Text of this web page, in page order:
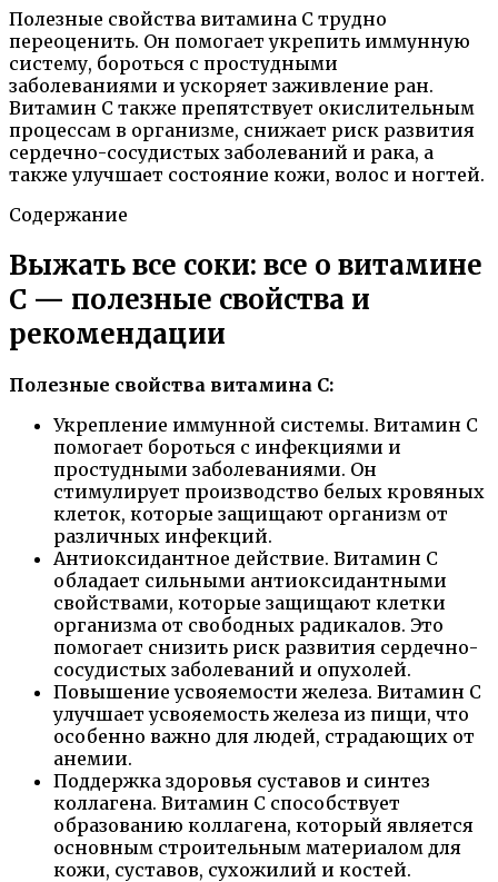
Полезные свойства витамина C трудно
переоценить. Он помогает укрепить иммунную
систему, бороться с простудными
заболеваниями и ускоряет заживление ран.
Витамин C также препятствует окислительным
процессам в организме, снижает риск развития
сердечно-сосудистых заболеваний и рака, а
также улучшает состояние кожи, волос и ногтей.
Содержание
Выжать все соки: все о витамине
С — полезные свойства и
рекомендации
Полезные свойства витамина С:
Укрепление иммунной системы. Витамин C
помогает бороться с инфекциями и
простудными заболеваниями. Он
стимулирует производство белых кровяных
клеток, которые защищают организм от
различных инфекций.
Антиоксидантное действие. Витамин C
обладает сильными антиоксидантными
свойствами, которые защищают клетки
организма от свободных радикалов. Это
помогает снизить риск развития сердечно-
сосудистых заболеваний и опухолей.
Повышение усвояемости железа. Витамин C
улучшает усвояемость железа из пищи, что
особенно важно для людей, страдающих от
анемии.
Поддержка здоровья суставов и синтез
коллагена. Витамин C способствует
образованию коллагена, который является
основным строительным материалом для
кожи, суставов, сухожилий и костей.